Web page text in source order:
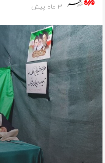
3 ماه پیش